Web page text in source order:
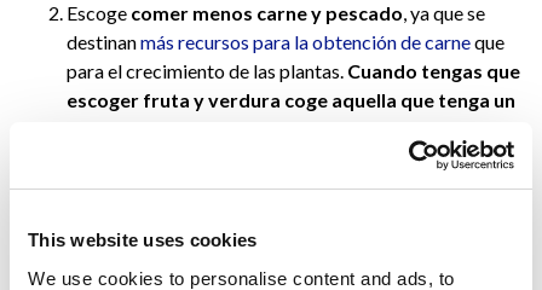
This website uses cookies
We use cookies to personalise content and ads, to
Escoge comer menos carne y pescado, ya que se
destinanmás recursos para la obtención de carneque
para el crecimiento de las plantas. Cuando tengas que
escoger fruta y verdura coge aquella que tenga un
tiran por no tener el tamaño, forma o color “adecuados”.
Compra productos locales y mínimamente
puede ayudar a la gente a conservar su empleo y
contribuir a impedir que los camiones tengan que